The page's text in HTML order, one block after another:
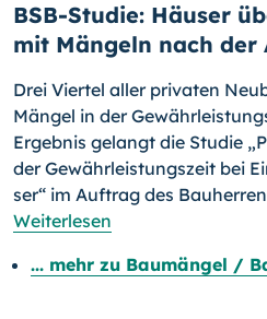
BSB-Studie: Häuser
mit Mängeln nach der
Drei Viertel aller privaten
Mängel in der
Ergebnis gelangt die Studie
der Gewährleistungszeit bei
ser“ im Auftrag des
Weiterlesen
... mehr zu Baumängel /